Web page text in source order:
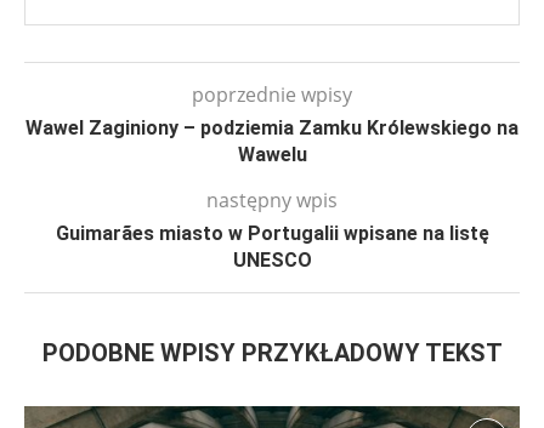
poprzednie wpisy
Wawel Zaginiony – podziemia Zamku Królewskiego na
Wawelu
następny wpis
Guimarães miasto w Portugalii wpisane na listę
UNESCO
PODOBNE WPISY PRZYKŁADOWY TEKST